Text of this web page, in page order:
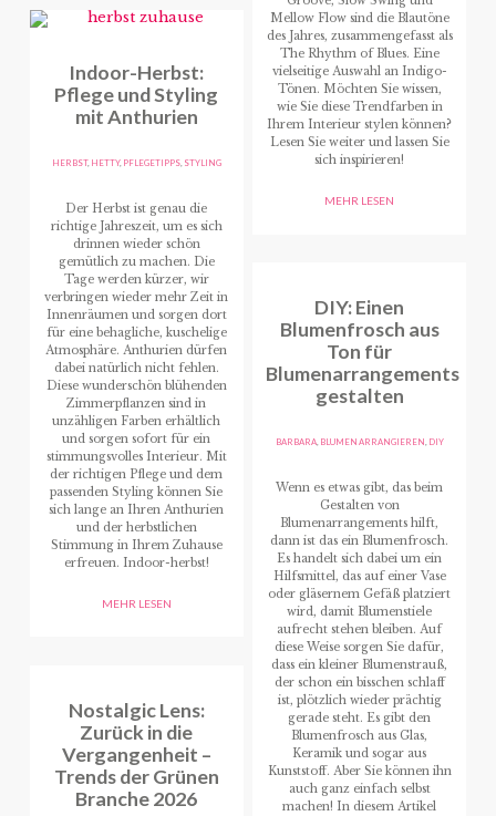
Indoor-Herbst:
Pflege und Styling
mit Anthurien
HERBST, HETTY, PFLEGETIPPS, STYLING
Der Herbst ist genau die
richtige Jahreszeit, um es sich
drinnen wieder schön
gemütlich zu machen. Die
Tage werden kürzer, wir
verbringen wieder mehr Zeit in
Innenräumen und sorgen dort
für eine behagliche, kuschelige
Atmosphäre. Anthurien dürfen
dabei natürlich nicht fehlen.
Diese wunderschön blühenden
Zimmerpflanzen sind in
unzähligen Farben erhältlich
und sorgen sofort für ein
stimmungsvolles Interieur. Mit
der richtigen Pflege und dem
passenden Styling können Sie
sich lange an Ihren Anthurien
und der herbstlichen
Stimmung in Ihrem Zuhause
erfreuen. Indoor-herbst!
MEHR LESEN
Nostalgic Lens:
Zurück in die
Vergangenheit –
Trends der Grünen
Branche 2026
Mellow Flow sind die Blautöne
des Jahres, zusammengefasst als
The Rhythm of Blues. Eine
vielseitige Auswahl an Indigo-
Tönen. Möchten Sie wissen,
wie Sie diese Trendfarben in
Ihrem Interieur stylen können?
Lesen Sie weiter und lassen Sie
sich inspirieren!
MEHR LESEN
DIY: Einen
Blumenfrosch aus
Ton für
Blumenarrangements
gestalten
BARBARA, BLUMEN ARRANGIEREN, DIY
Wenn es etwas gibt, das beim
Gestalten von
Blumenarrangements hilft,
dann ist das ein Blumenfrosch.
Es handelt sich dabei um ein
Hilfsmittel, das auf einer Vase
oder gläsernem Gefäß platziert
wird, damit Blumenstiele
aufrecht stehen bleiben. Auf
diese Weise sorgen Sie dafür,
dass ein kleiner Blumenstrauß,
der schon ein bisschen schlaff
ist, plötzlich wieder prächtig
gerade steht. Es gibt den
Blumenfrosch aus Glas,
Keramik und sogar aus
Kunststoff. Aber Sie können ihn
auch ganz einfach selbst
machen! In diesem Artikel